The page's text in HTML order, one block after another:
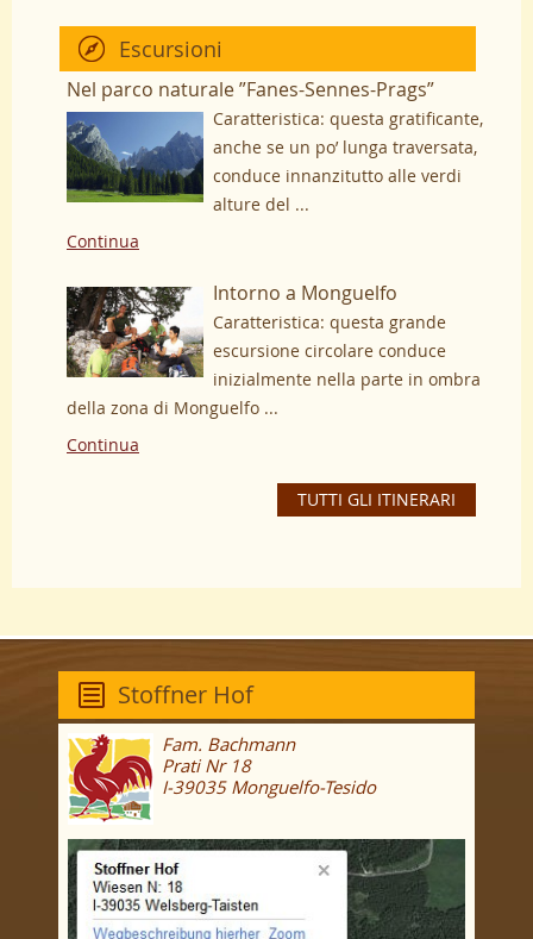
Escursioni
Nel parco naturale ”Fanes-Sennes-Prags”
Caratteristica: questa gratificante,
anche se un po’ lunga traversata,
conduce innanzitutto alle verdi
alture del ...
Continua
Intorno a Monguelfo
Caratteristica: questa grande
escursione circolare conduce
inizialmente nella parte in ombra
della zona di Monguelfo ...
Continua
TUTTI GLI ITINERARI
Stoffner Hof
Fam. Bachmann
Prati Nr 18
I-39035 Monguelfo-Tesido